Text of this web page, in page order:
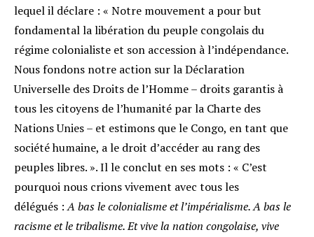
lequel il déclare : « Notre mouvement a pour but
fondamental la libération du peuple congolais du
régime colonialiste et son accession à l’indépendance.
Nous fondons notre action sur la Déclaration
Universelle des Droits de l’Homme – droits garantis à
tous les citoyens de l’humanité par la Charte des
Nations Unies – et estimons que le Congo, en tant que
société humaine, a le droit d’accéder au rang des
peuples libres. ». Il le conclut en ses mots : « C’est
pourquoi nous crions vivement avec tous les
délégués :A bas le colonialisme et l’impérialisme. A bas le
racisme et le tribalisme. Et vive la nation congolaise, vive